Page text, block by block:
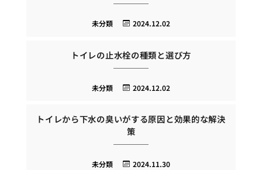
2024.12.02
未分類
トイレの止水栓の種類と選び方
2024.12.02
未分類
トイレから下水の臭いがする原因と効果的な解決
策
2024.11.30
未分類